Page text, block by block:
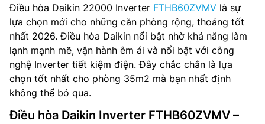
Điều hòa Daikin 22000 Inverter FTHB60ZVMV là sự
lựa chọn mới cho những căn phòng rộng, thoáng tốt
nhất 2026. Điều hòa Daikin nổi bật nhờ khả năng làm
lạnh mạnh mẽ, vận hành êm ái và nổi bật với công
nghệ Inverter tiết kiệm điện. Đây chắc chắn là lựa
chọn tốt nhất cho phòng 35m2 mà bạn nhất định
không thể bỏ qua.
Điều hòa Daikin Inverter FTHB60ZVMV –